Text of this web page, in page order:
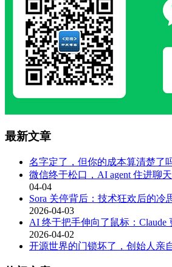
最新文章
名字定了，但你的成本算清楚了
微信终于松口，AI agent 住进聊
04-04
Sora 关停背后：技术狂欢后的冷
2026-04-03
AI 终于把手伸向了鼠标：Claude
2026-04-02
开源世界的门锁坏了，创始人亲